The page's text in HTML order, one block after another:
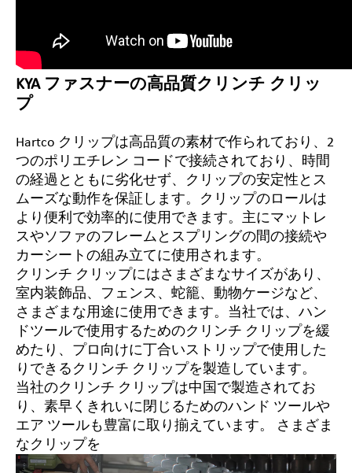
KYA ファスナーの高品質クリンチ クリッ
プ
Hartco クリップは高品質の素材で作られており、2
つのポリエチレン コードで接続されており、時間
の経過とともに劣化せず、クリップの安定性とス
ムーズな動作を保証します。クリップのロールは
より便利で効率的に使用できます。主にマットレ
スやソファのフレームとスプリングの間の接続や
カーシートの組み立てに使用されます。
クリンチ クリップにはさまざまなサイズがあり、
室内装飾品、フェンス、蛇籠、動物ケージなど、
さまざまな用途に使用できます。当社では、ハン
ドツールで使用するためのクリンチ クリップを緩
めたり、プロ向けに丁合いストリップで使用した
りできるクリンチ クリップを製造しています。
当社のクリンチ クリップは中国で製造されてお
り、素早くきれいに閉じるためのハンド ツールや
エア ツールも豊富に取り揃えています。
さまざま
なクリップを